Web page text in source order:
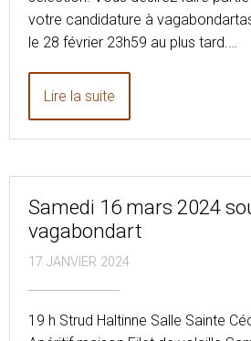
votre candidature à
le 28 février 23h59 au plus tard.…
Lire la suite
Samedi 16 mars 2024
vagabondart
17 JANVIER 2024
19 h Strud Haltinne Salle Sainte